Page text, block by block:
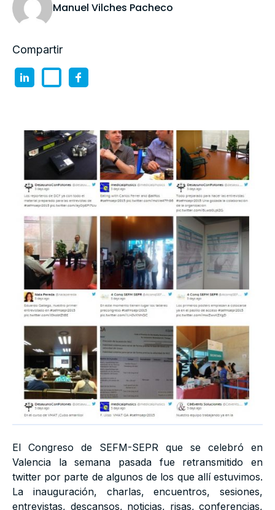
Manuel Vilches Pacheco
Compartir
El Congreso de SEFM-SEPR que se celebró en
Valencia la semana pasada fue retransmitido en
twitter por parte de algunos de los que allí estuvimos.
La inauguración, charlas, encuentros, sesiones,
entrevistas, descansos, noticias, risas, conferencias,